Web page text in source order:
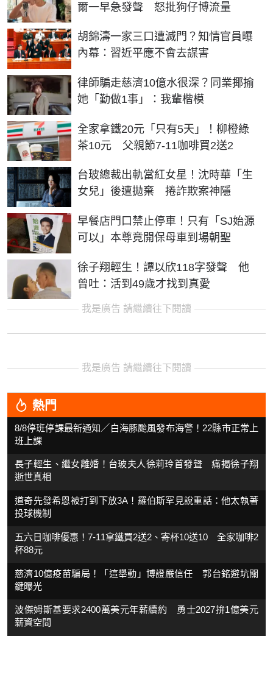
爾一早急發聲 怒批狗仔博流量
胡錦濤一家三口遭滅門？知情官員曝
內幕：習近平應不會去謀害
律師騙走慈濟10億水很深？同業揶揄
她「勤做1事」：我輩楷模
全家拿鐵20元「只有5天」！柳橙綠
茶10元 父親節7-11咖啡買2送2
台玻總裁出軌當紅女星！沈時華「生
女兒」後遭拋棄 捲詐欺案神隱
早餐店門口禁止停車！只有「SJ始源
可以」本尊竟開保母車到場朝聖
徐子翔輕生！譚以欣118字發聲 他
曾吐：活到49歲才找到真愛
我是廣告 請繼續往下閱讀
我是廣告 請繼續往下閱讀
熱門
8/8停班停課最新通知／白海豚颱風發布海警！22縣市正常上
班上課
長子輕生、繼女離婚！台玻夫人徐莉玲首發聲 痛揭徐子翔
逝世真相
道奇先發希恩被打到下放3A！羅伯斯罕見說重話：他太執著
投球機制
五六日咖啡優惠！7-11拿鐵買2送2、寄杯10送10 全家咖啡2
杯88元
慈濟10億疫苗騙局！「這舉動」博證嚴信任 郭台銘避坑關
鍵曝光
波傑姆斯基要求2400萬美元年薪續約 勇士2027拚1億美元
薪資空間